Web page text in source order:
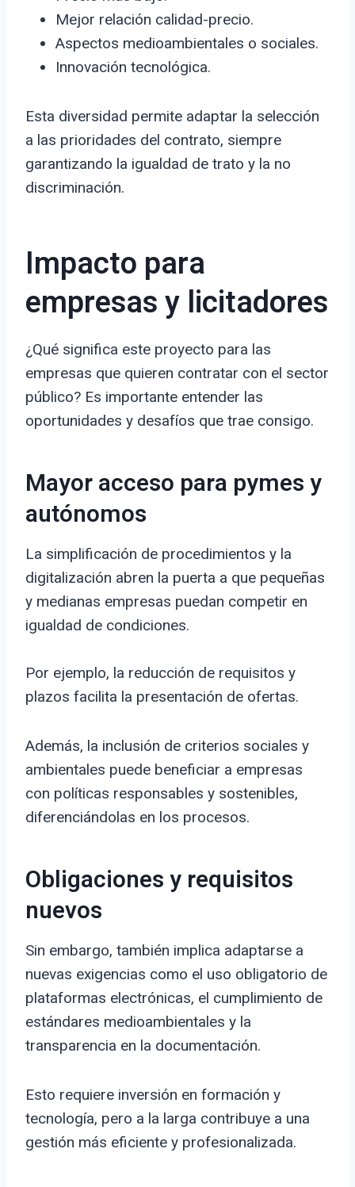
Mejor relación calidad-precio.
Aspectos medioambientales o sociales.
Innovación tecnológica.
Esta diversidad permite adaptar la selección
a las prioridades del contrato, siempre
garantizando la igualdad de trato y la no
discriminación.
Impacto para
empresas y licitadores
¿Qué significa este proyecto para las
empresas que quieren contratar con el sector
público? Es importante entender las
oportunidades y desafíos que trae consigo.
Mayor acceso para pymes y
autónomos
La simplificación de procedimientos y la
digitalización abren la puerta a que pequeñas
y medianas empresas puedan competir en
igualdad de condiciones.
Por ejemplo, la reducción de requisitos y
plazos facilita la presentación de ofertas.
Además, la inclusión de criterios sociales y
ambientales puede beneficiar a empresas
con políticas responsables y sostenibles,
diferenciándolas en los procesos.
Obligaciones y requisitos
nuevos
Sin embargo, también implica adaptarse a
nuevas exigencias como el uso obligatorio de
plataformas electrónicas, el cumplimiento de
estándares medioambientales y la
transparencia en la documentación.
Esto requiere inversión en formación y
tecnología, pero a la larga contribuye a una
gestión más eficiente y profesionalizada.